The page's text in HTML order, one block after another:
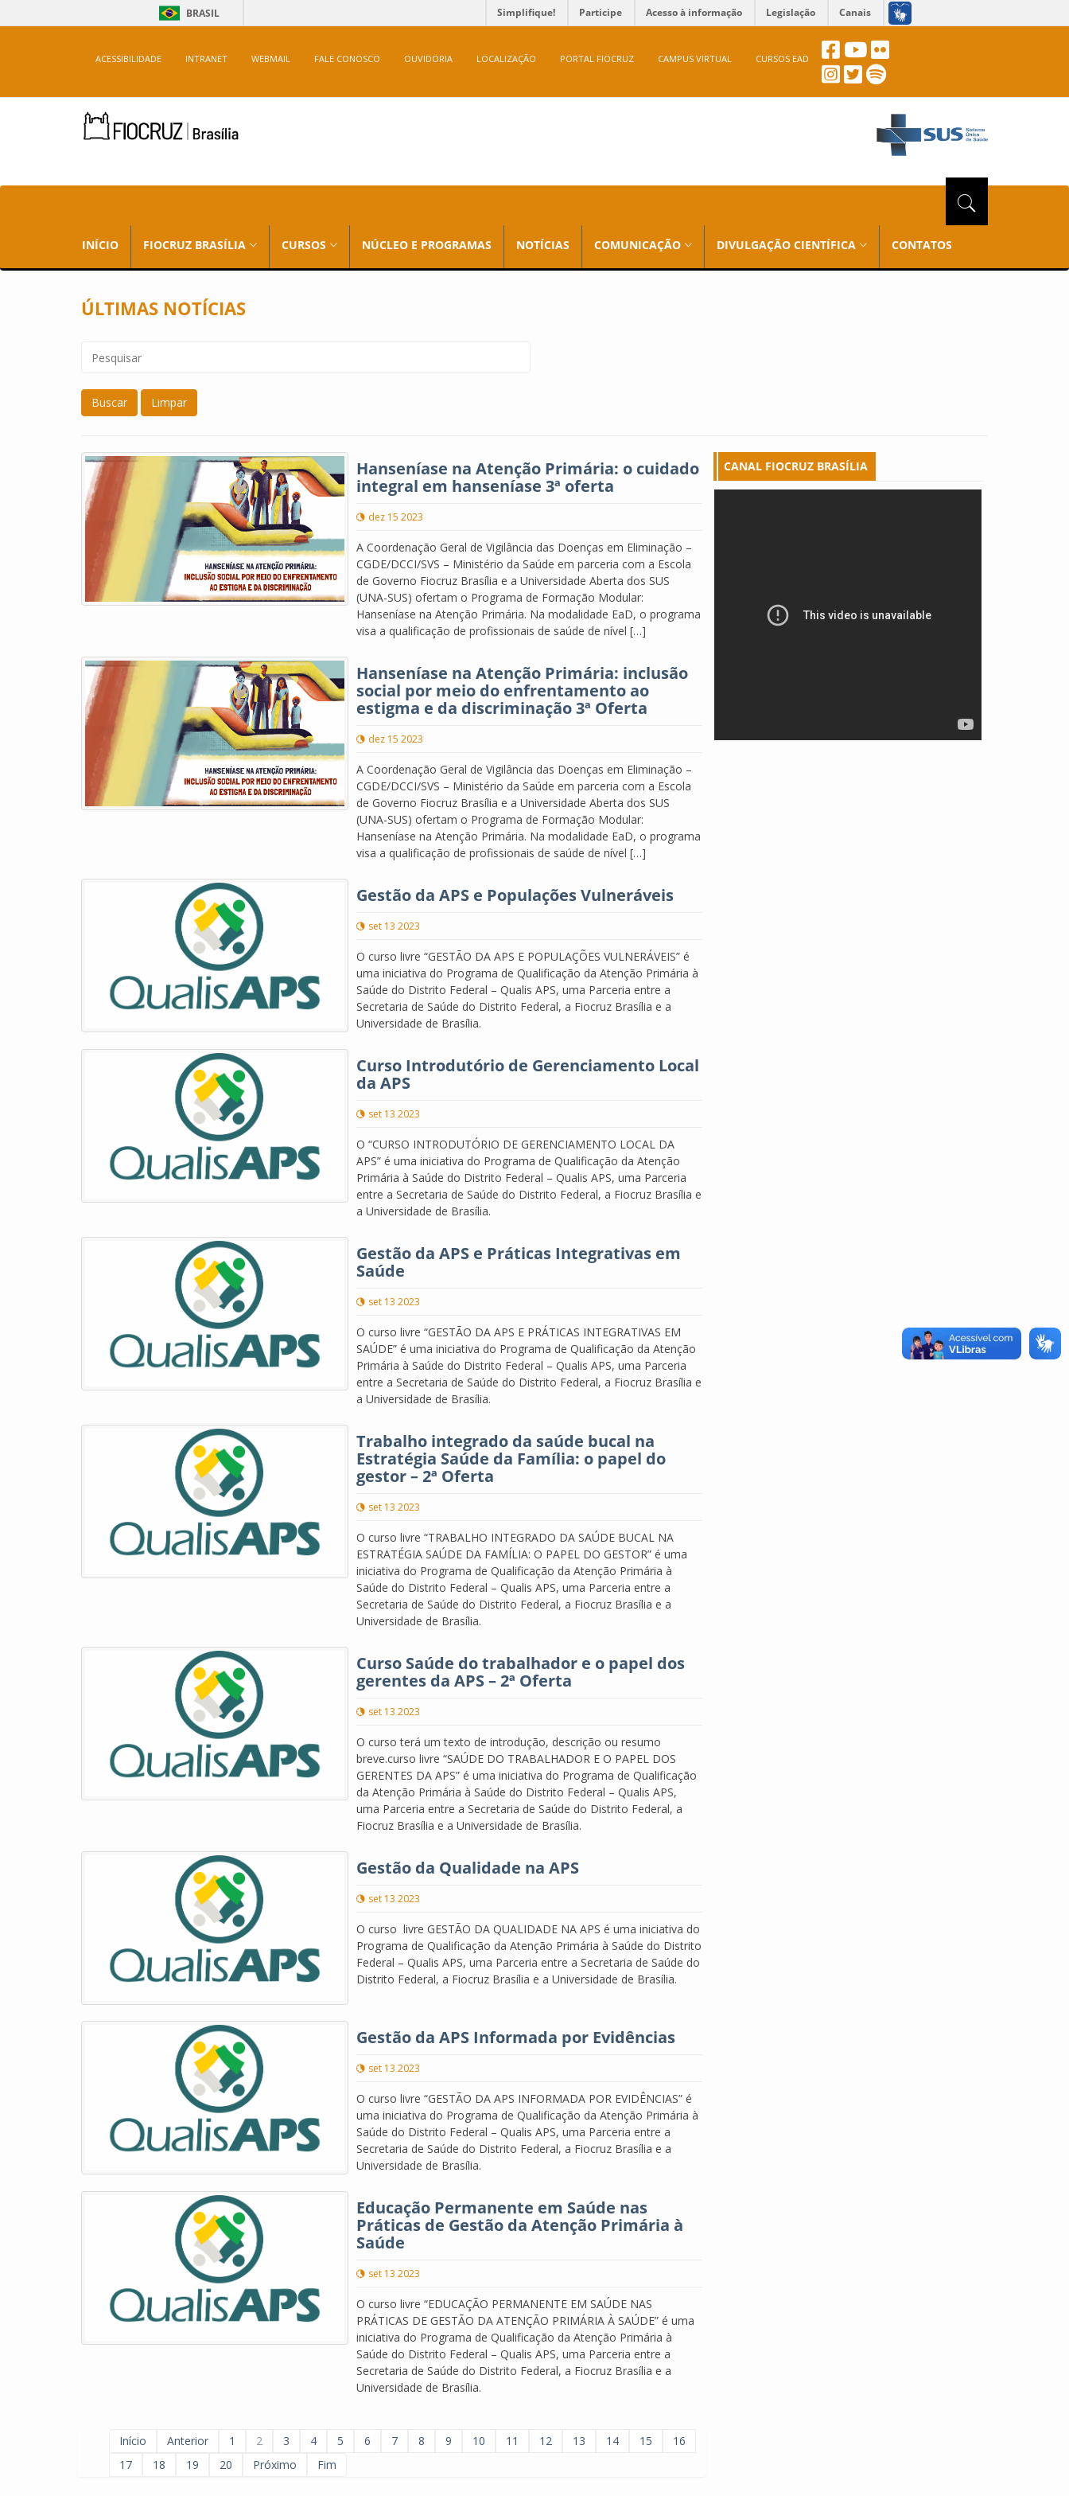
BRASIL Simplifique! Participe Acesso à informação Legislação Canais
ACESSIBILIDADE INTRANET WEBMAIL FALE CONOSCO OUVIDORIA LOCALIZAÇÃO PORTAL FIOCRUZ CAMPUS VIRTUAL CURSOS EAD
INÍCIO FIOCRUZ BRASÍLIA CURSOS NÚCLEO E PROGRAMAS NOTÍCIAS COMUNICAÇÃO DIVULGAÇÃO CIENTÍFICA CONTATOS
ÚLTIMAS NOTÍCIAS
Buscar Limpar
Hanseníase na Atenção Primária: o cuidado
integral em hanseníase 3ª oferta
dez 15 2023
A Coordenação Geral de Vigilância das Doenças em Eliminação –
CGDE/DCCI/SVS – Ministério da Saúde em parceria com a Escola
de Governo Fiocruz Brasília e a Universidade Aberta dos SUS
(UNA-SUS) ofertam o Programa de Formação Modular:
Hanseníase na Atenção Primária. Na modalidade EaD, o programa
visa a qualificação de profissionais de saúde de nível […]
Hanseníase na Atenção Primária: inclusão
social por meio do enfrentamento ao
estigma e da discriminação 3ª Oferta
dez 15 2023
A Coordenação Geral de Vigilância das Doenças em Eliminação –
CGDE/DCCI/SVS – Ministério da Saúde em parceria com a Escola
de Governo Fiocruz Brasília e a Universidade Aberta dos SUS
(UNA-SUS) ofertam o Programa de Formação Modular:
Hanseníase na Atenção Primária. Na modalidade EaD, o programa
visa a qualificação de profissionais de saúde de nível […]
Gestão da APS e Populações Vulneráveis
set 13 2023
O curso livre “GESTÃO DA APS E POPULAÇÕES VULNERÁVEIS” é
uma iniciativa do Programa de Qualificação da Atenção Primária à
Saúde do Distrito Federal – Qualis APS, uma Parceria entre a
Secretaria de Saúde do Distrito Federal, a Fiocruz Brasília e a
Universidade de Brasília.
Curso Introdutório de Gerenciamento Local
da APS
set 13 2023
O “CURSO INTRODUTÓRIO DE GERENCIAMENTO LOCAL DA
APS” é uma iniciativa do Programa de Qualificação da Atenção
Primária à Saúde do Distrito Federal – Qualis APS, uma Parceria
entre a Secretaria de Saúde do Distrito Federal, a Fiocruz Brasília e
a Universidade de Brasília.
Gestão da APS e Práticas Integrativas em
Saúde
set 13 2023
O curso livre “GESTÃO DA APS E PRÁTICAS INTEGRATIVAS EM
SAÚDE” é uma iniciativa do Programa de Qualificação da Atenção
Primária à Saúde do Distrito Federal – Qualis APS, uma Parceria
entre a Secretaria de Saúde do Distrito Federal, a Fiocruz Brasília e
a Universidade de Brasília.
Trabalho integrado da saúde bucal na
Estratégia Saúde da Família: o papel do
gestor – 2ª Oferta
set 13 2023
O curso livre “TRABALHO INTEGRADO DA SAÚDE BUCAL NA
ESTRATÉGIA SAÚDE DA FAMÍLIA: O PAPEL DO GESTOR” é uma
iniciativa do Programa de Qualificação da Atenção Primária à
Saúde do Distrito Federal – Qualis APS, uma Parceria entre a
Secretaria de Saúde do Distrito Federal, a Fiocruz Brasília e a
Universidade de Brasília.
Curso Saúde do trabalhador e o papel dos
gerentes da APS – 2ª Oferta
set 13 2023
O curso terá um texto de introdução, descrição ou resumo
breve.curso livre “SAÚDE DO TRABALHADOR E O PAPEL DOS
GERENTES DA APS” é uma iniciativa do Programa de Qualificação
da Atenção Primária à Saúde do Distrito Federal – Qualis APS,
uma Parceria entre a Secretaria de Saúde do Distrito Federal, a
Fiocruz Brasília e a Universidade de Brasília.
Gestão da Qualidade na APS
set 13 2023
O curso livre GESTÃO DA QUALIDADE NA APS é uma iniciativa do
Programa de Qualificação da Atenção Primária à Saúde do Distrito
Federal – Qualis APS, uma Parceria entre a Secretaria de Saúde do
Distrito Federal, a Fiocruz Brasília e a Universidade de Brasília.
Gestão da APS Informada por Evidências
set 13 2023
O curso livre “GESTÃO DA APS INFORMADA POR EVIDÊNCIAS” é
uma iniciativa do Programa de Qualificação da Atenção Primária à
Saúde do Distrito Federal – Qualis APS, uma Parceria entre a
Secretaria de Saúde do Distrito Federal, a Fiocruz Brasília e a
Universidade de Brasília.
Educação Permanente em Saúde nas
Práticas de Gestão da Atenção Primária à
Saúde
set 13 2023
O curso livre “EDUCAÇÃO PERMANENTE EM SAÚDE NAS
PRÁTICAS DE GESTÃO DA ATENÇÃO PRIMÁRIA À SAÚDE” é uma
iniciativa do Programa de Qualificação da Atenção Primária à
Saúde do Distrito Federal – Qualis APS, uma Parceria entre a
Secretaria de Saúde do Distrito Federal, a Fiocruz Brasília e a
Universidade de Brasília.
Início Anterior 1 2 3 4 5 6 7 8 9 10 11 12 13 14 15
16
17
18 19 20 Próximo Fim
CANAL FIOCRUZ BRASÍLIA